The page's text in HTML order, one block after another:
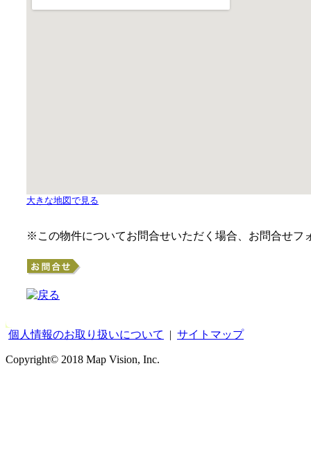
大きな地図で見る
※この物件についてお問合せいただく場合、お問合せフ
個人情報のお取り扱いについて | サイトマップ
Copyright© 2018 Map Vision, Inc.